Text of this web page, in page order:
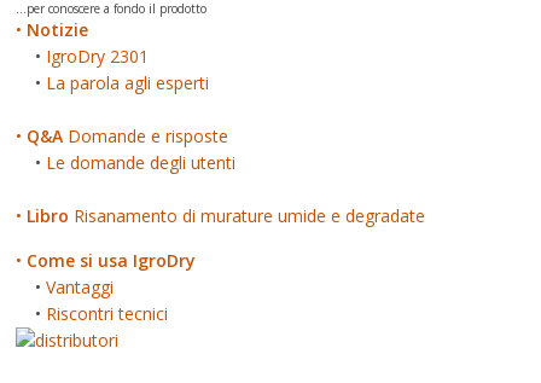
...per conoscere a fondo il prodotto
• Notizie
• IgroDry 2301
• La parola agli esperti
• Q&A Domande e risposte
• Le domande degli utenti
• Libro Risanamento di murature umide e degradate
• Come si usa IgroDry
•Vantaggi
• Riscontri tecnici